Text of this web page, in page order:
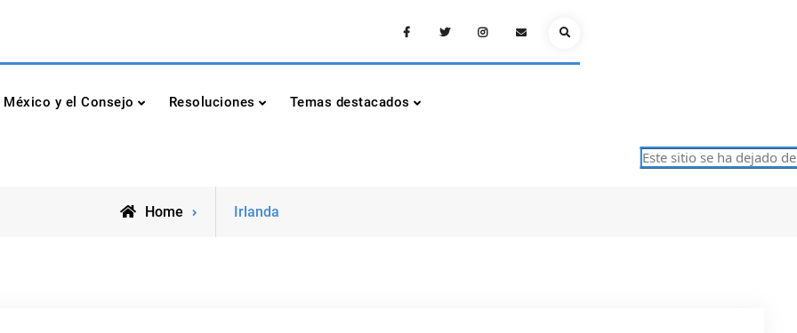
de las Naciones Unidas
FacebookTwitterInstagramEmailSearch
México y el Consejo Resoluciones Temas destacados
Este sitio se ha dejado
Home
Posts
Irlanda